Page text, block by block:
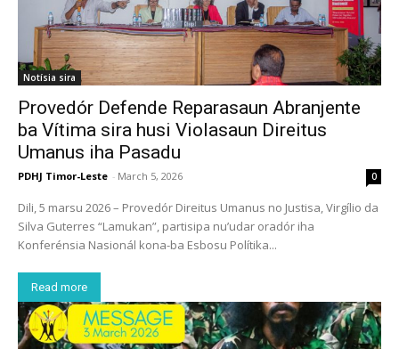
Notísia sira
Provedór Defende Reparasaun Abranjente
ba Vítima sira husi Violasaun Direitus
Umanus iha Pasadu
PDHJ Timor-Leste - March 5, 2026 0
Dili, 5 marsu 2026 – Provedór Direitus Umanus no Justisa, Virgílio da
Silva Guterres “Lamukan”, partisipa nu’udar oradór iha
Konferénsia Nasionál kona-ba Esbosu Polítika...
Read more